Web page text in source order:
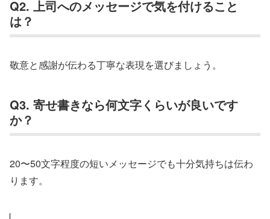
Q2. 上司へのメッセージで気を付けること
は？
敬意と感謝が伝わる丁寧な表現を選びましょう。
Q3. 寄せ書きなら何文字くらいが良いです
か？
20〜50文字程度の短いメッセージでも十分気持ちは伝わ
ります。